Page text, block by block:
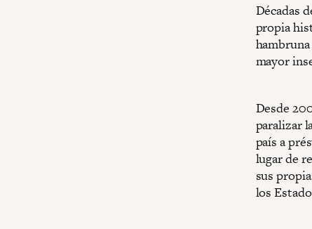
Décadas
propia
mayor
Desde
paralizar
país a
lugar de
sus
los